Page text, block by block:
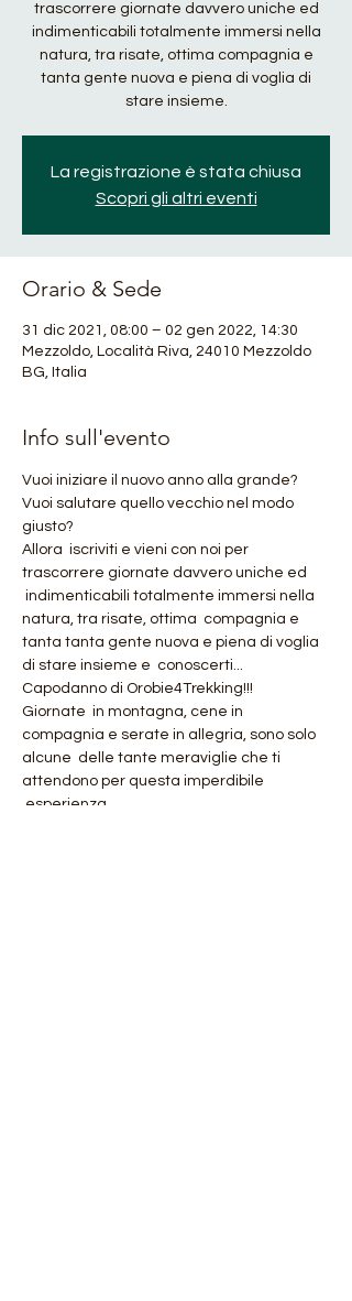
trascorrere giornate davvero uniche ed
indimenticabili totalmente immersi nella
natura, tra risate, ottima compagnia e
tanta gente nuova e piena di voglia di
stare insieme.
La registrazione è stata chiusa
Scopri gli altri eventi
Orario & Sede
31 dic 2021, 08:00 – 02 gen 2022, 14:30
Mezzoldo, Località Riva, 24010 Mezzoldo
BG, Italia
Info sull'evento
Vuoi iniziare il nuovo anno alla grande?
Vuoi salutare quello vecchio nel modo
giusto?
Allora  iscriviti e vieni con noi per
trascorrere giornate davvero uniche ed
indimenticabili totalmente immersi nella
natura, tra risate, ottima  compagnia e
tanta tanta gente nuova e piena di voglia
di stare insieme e  conoscerti...
Capodanno di Orobie4Trekking!!!
Giornate  in montagna, cene in
compagnia e serate in allegria, sono solo
alcune  delle tante meraviglie che ti
attendono per questa imperdibile
esperienza...